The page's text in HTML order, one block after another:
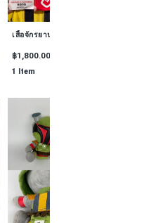
เสื้อจักรยานแบรนด์...
฿1,800.00
1 Item